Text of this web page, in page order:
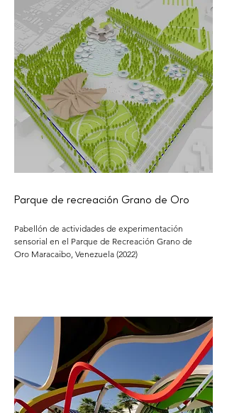
Parque de recreación Grano de Oro
Pabellón de actividades de experimentación
sensorial en el Parque de Recreación Grano de
Oro Maracaibo, Venezuela (2022)